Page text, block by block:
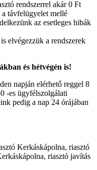
rendszerrel akár 0 Ft
távfelügyelet mellé
az esetleges hibák
elvégezzük a rendszerek
és hétvégén is!
napján elérhető reggel 8
-es ügyfélszolgálati
pedig a nap 24 órájában
Kerkáskápolna, riasztó
riasztó javítás